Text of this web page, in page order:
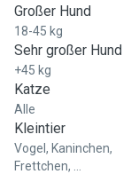
Großer Hund
18-45 kg
Sehr großer Hund
+45 kg
Katze
Alle
Kleintier
Vogel, Kaninchen,
Frettchen, ...